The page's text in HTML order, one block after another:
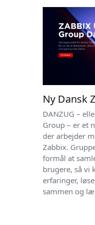
Ny Dansk
DANZUG –
Group – er et
der arbejder
Zabbix.
formål at
brugere, så vi
erfaringer,
sammen og